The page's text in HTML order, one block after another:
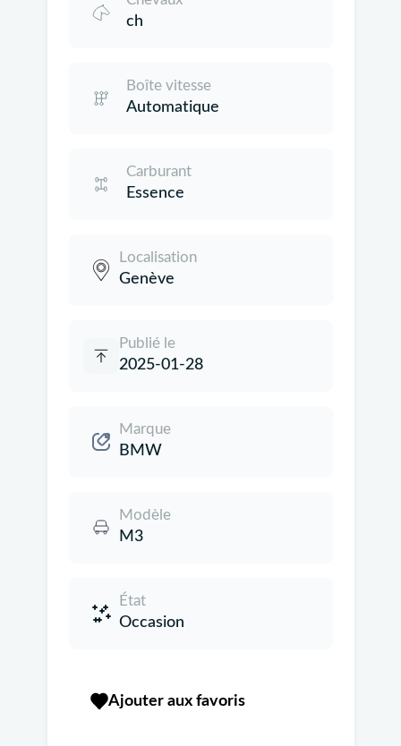
ch
Boîte vitesse
Automatique
Carburant
Essence
Localisation
Genève
Publié le
2025-01-28
Marque
BMW
Modèle
M3
État
Occasion
Ajouter aux favoris